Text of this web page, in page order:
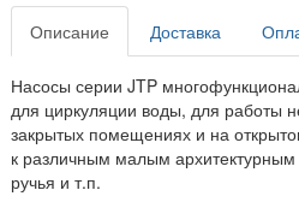
Описание Доставка
Насосы серии JTP
для циркуляции воды, для работы
закрытых помещениях и на
к различным малым
ручья и т.п.